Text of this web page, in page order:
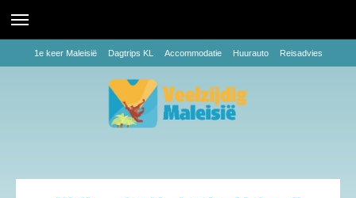
1e keer Maleisië Dagtrips KL Accommodatie Huurauto Reisadvies